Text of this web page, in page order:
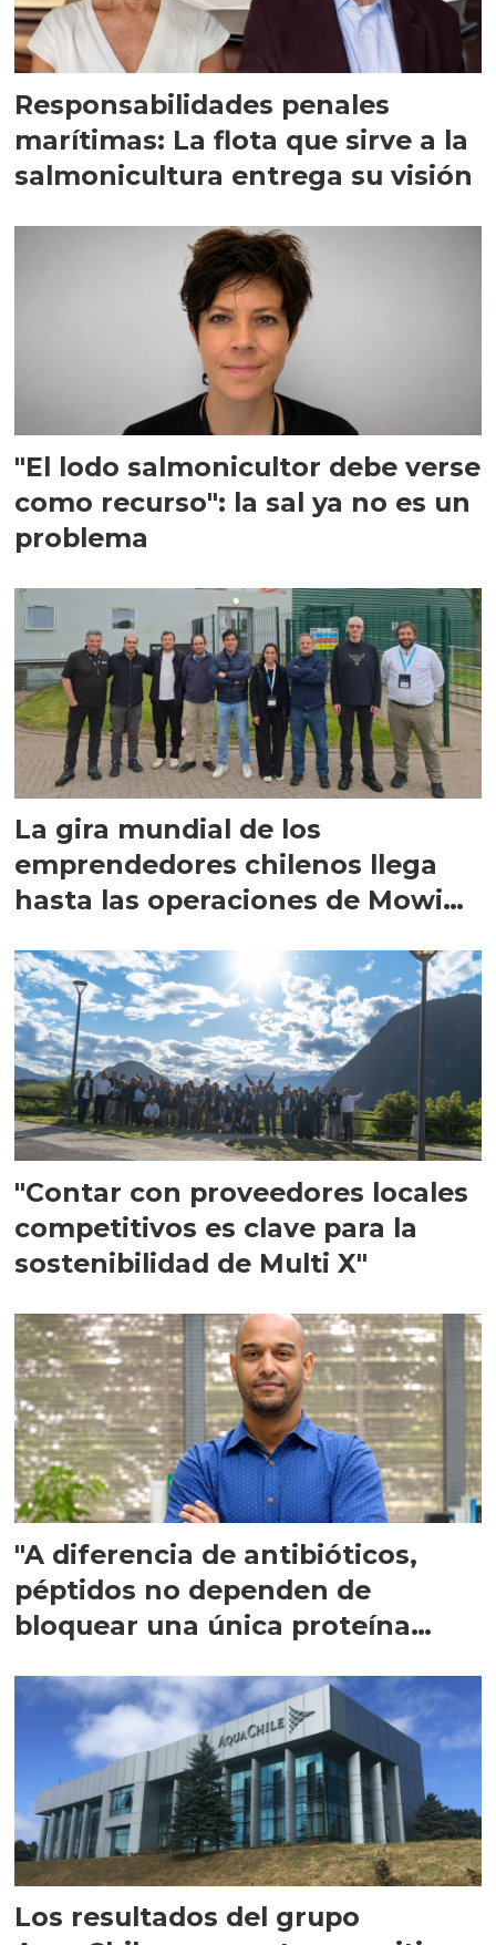
Responsabilidades penales
marítimas: La flota que sirve a la
salmonicultura entrega su visión
"El lodo salmonicultor debe verse
como recurso": la sal ya no es un
problema
La gira mundial de los
emprendedores chilenos llega
hasta las operaciones de Mowi
"Contar con proveedores locales
competitivos es clave para la
sostenibilidad de Multi X"
"A diferencia de antibióticos,
péptidos no dependen de
bloquear una única proteína
Los resultados del grupo